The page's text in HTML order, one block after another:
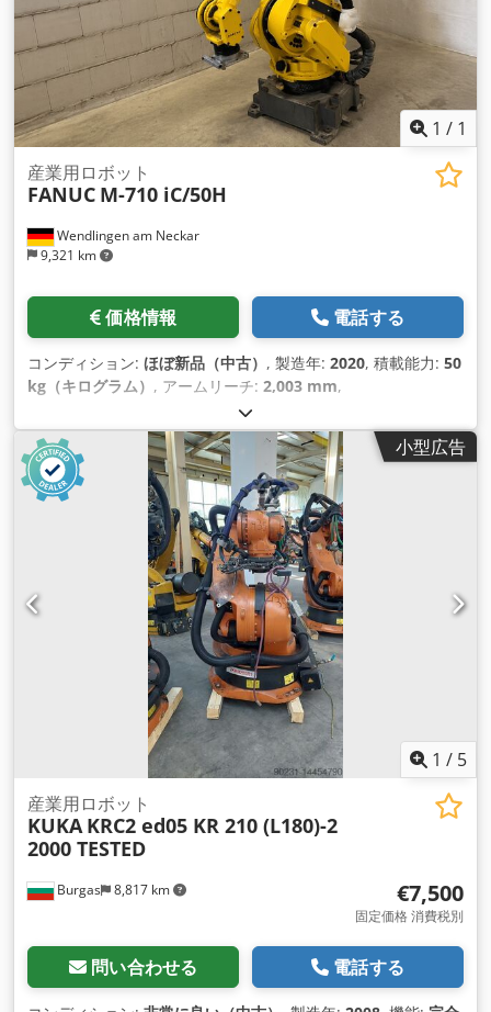
1 / 1
Wendlingen am Neckar
9,321 km
産業用ロボット
FANUC M-710 iC/50H
価格情報 電話する
コンディション: ほぼ新品（中古） , 製造年: 2020, 積載能力: 50
kg（キログラム） , アームリーチ: 2,003 mm,
小型広告
1 / 5
Burgas 8,817 km
産業用ロボット
KUKA KRC2 ed05 KR 210 (L180)-2
2000 TESTED
€7,500
固定価格 消費税別
問い合わせる 電話する